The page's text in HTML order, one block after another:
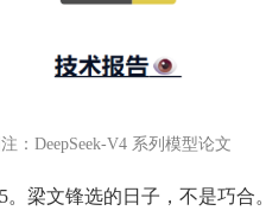
：DeepSeek-V4 系列模型论文
梁文锋选的日子，不是巧合。